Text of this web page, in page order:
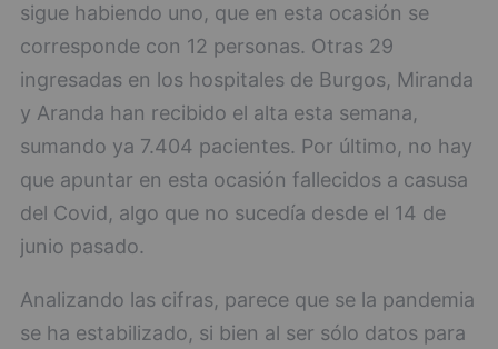
sigue habiendo uno, que en esta ocasión se
corresponde con 12 personas. Otras 29
ingresadas en los hospitales de Burgos, Miranda
y Aranda han recibido el alta esta semana,
sumando ya 7.404 pacientes. Por último, no hay
que apuntar en esta ocasión fallecidos a casusa
del Covid, algo que no sucedía desde el 14 de
junio pasado.
Analizando las cifras, parece que se la pandemia
se ha estabilizado, si bien al ser sólo datos para